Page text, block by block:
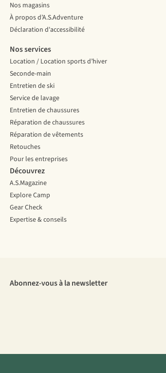
Nos magasins
À propos d’A.S.Adventure
Déclaration d'accessibilité
Nos services
Location / Location sports d’hiver
Seconde-main
Entretien de ski
Service de lavage
Entretien de chaussures
Réparation de chaussures
Réparation de vêtements
Retouches
Pour les entreprises
Découvrez
A.S.Magazine
Explore Camp
Gear Check
Expertise & conseils
Abonnez-vous à la newsletter